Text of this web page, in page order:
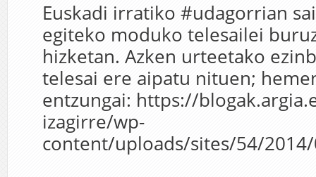
Euskadi irratiko #udagorrian
egiteko moduko telesailei
hizketan. Azken urteetako
telesai ere aipatu nituen;
entzungai: https://
izagirre/wp-
content/uploads/sites/54/2014/